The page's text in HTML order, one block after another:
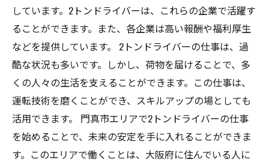
しています。2トンドライバーは、これらの企業で活躍す
ることができます。また、各企業は高い報酬や福利厚生
などを提供しています。 2トンドライバーの仕事は、過
酷な状況も多いです。しかし、荷物を届けることで、多
くの人々の生活を支えることができます。この仕事は、
運転技術を磨くことができ、スキルアップの場としても
活用できます。 門真市エリアで2トンドライバーの仕事
を始めることで、未来の安定を手に入れることができま
す。このエリアで働くことは、大阪府に住んでいる人に